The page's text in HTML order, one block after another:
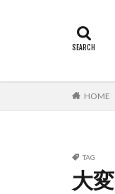
HOME
TAG
大変